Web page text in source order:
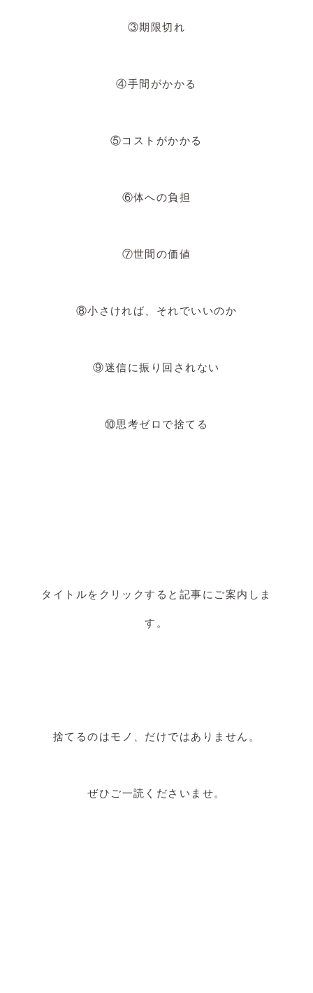
③期限切れ
④手間がかかる
⑤コストがかかる
⑥体への負担
⑦世間の価値
⑧小さければ、それでいいのか
⑨迷信に振り回されない
⑩思考ゼロで捨てる
タイトルをクリックすると記事にご案内しま
す。
捨てるのはモノ、だけではありません。
ぜひご一読くださいませ。